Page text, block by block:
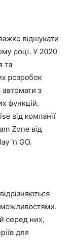
відшукати
році. У 2020
та
розробок
автомати з
функцій.
від компанії
Zone від
‘n GO.
серед них,
для